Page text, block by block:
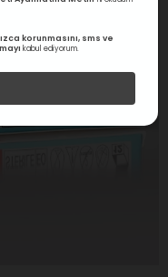
korunmasını, sms ve
kabul ediyorum.